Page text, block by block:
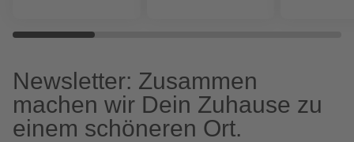
Newsletter: Zusammen
machen wir Dein Zuhause zu
einem schöneren Ort.